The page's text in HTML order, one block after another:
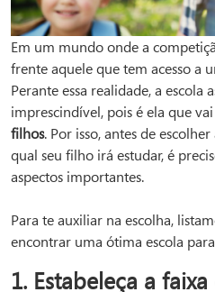
Em um mundo onde a
frente aquele que tem acesso a
Perante essa realidade, a escola
imprescindível, pois é ela que
filhos. Por isso, antes de
qual seu filho irá estudar, é
aspectos importantes.
Para te auxiliar na escolha,
encontrar uma ótima escola
1. Estabeleça a